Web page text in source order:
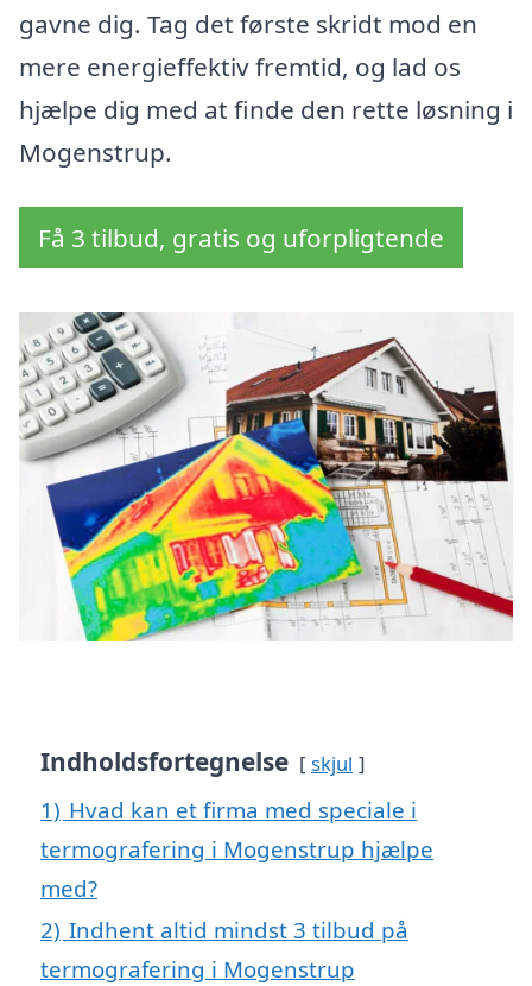
gavne dig. Tag det første skridt mod en
mere energieffektiv fremtid, og lad os
hjælpe dig med at finde den rette løsning i
Mogenstrup.
Få 3 tilbud, gratis og uforpligtende
Indholdsfortegnelse skjul
1) Hvad kan et firma med speciale i
termografering i Mogenstrup hjælpe
med?
2) Indhent altid mindst 3 tilbud på
termografering i Mogenstrup